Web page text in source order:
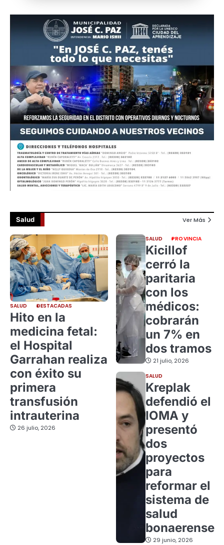
Salud Ver Más
SALUD DESTACADAS
Hito en la
medicina fetal:
el Hospital
Garrahan realiza
con éxito su
primera
transfusión
intrauterina
26 julio, 2026
SALUD PROVINCIA
Kicillof
cerró la
paritaria
con los
médicos:
cobrarán
un 7% en
dos tramos
21 julio, 2026
SALUD
Kreplak
defendió el
IOMA y
presentó
dos
proyectos
para
reformar el
sistema de
salud
bonaerense
29 junio, 2026